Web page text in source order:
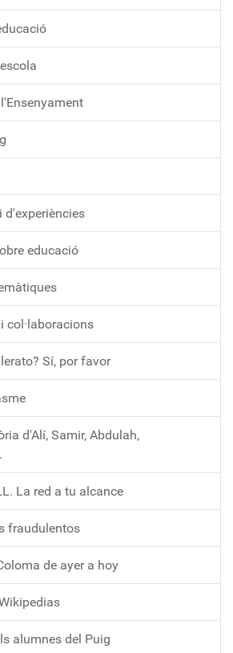
d'experiències
educació
col·laboracions
Sí, por favor
d'Alí, Samir, Abdulah,
La red a tu alcance
fraudulentos
de ayer a hoy
alumnes del Puig